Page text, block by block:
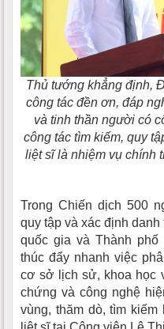
Thủ tướng khẳng định,
công tác đền ơn, đáp
và tinh thần người có
công tác tìm kiếm, quy
liệt sĩ là nhiệm vụ chính
Trong Chiến dịch 500
quy tập và xác định
quốc gia và Thành
thúc đẩy nhanh việc
cơ sở lịch sử, khoa học
chứng và công nghệ
vùng, thăm dò, tìm